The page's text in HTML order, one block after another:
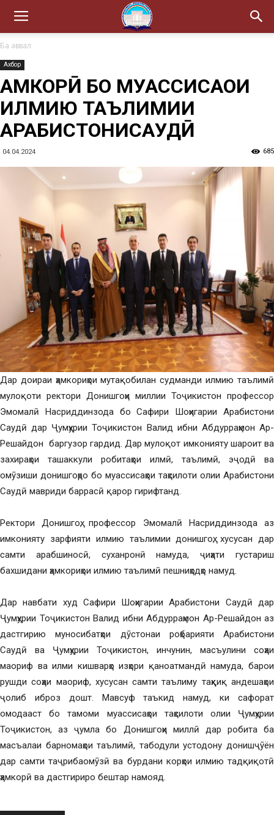
Ба аввал
Ахбор
ҲАМКОРӢ БО МУАССИСАҲОИ
ИЛМИЮ ТАЪЛИМИИ
АРАБИСТОНИСАУДӢ
04.04.2024 685
Дар доираи ҳамкориҳои мутақобилан судманди илмию таълимӣ
мулоқоти ректори Донишгоҳи миллии Тоҷикистон профессор
Эмомалӣ Насриддинзода бо Сафири Шоҳигарии Арабистони
Саудӣ дар Ҷумҳурии Тоҷикистон Валид ибни Абдурраҳмон Ар-
Решайдон баргузор гардид. Дар мулоқот имконияту шароит ва
захираҳои ташаккули робитаҳои илмӣ, таълимӣ, эҷодӣ ва
омӯзиши донишгоҳро бо муассисаҳои таҳсилоти олии Арабистони
Саудӣ мавриди баррасӣ қарор гирифтанд.
Ректори Донишгоҳ, профессор Эмомалӣ Насриддинзода
аз
имконияту зарфияти илмию таълимии донишгоҳ, хусусан дар
самти арабшиносӣ, суханронӣ намуда, ҷиҳати густариш
бахшидани ҳамкориҳои илмию таълимӣ пешниҳодҳо намуд.
Дар навбати худ Сафири Шоҳигарии Арабистони Саудӣ дар
Ҷумҳурии Тоҷикистон Валид ибни Абдурраҳмон Ар-Решайдон аз
дастгирию муносибатҳои дӯстонаи роҳбарияти Арабистони
Саудӣ ва Ҷумҳурии Тоҷикистон, инчунин, масъулини соҳаи
маориф ва илми кишварҳо изҳори қаноатмандӣ намуда, барои
рушди соҳаи маориф, хусусан самти таълиму таҳқиқ андешаҳои
ҷолиб иброз дошт. Мавсуф таъкид намуд, ки сафорат
омодааст бо тамоми муассисаҳои таҳсилоти олии Ҷумҳурии
Тоҷикистон, аз ҷумла бо Донишгоҳи миллӣ дар робита ба
масъалаи барномаҳои таълимӣ, табодули устодону донишҷӯён
дар самти таҷрибаомӯзӣ ва бурдани корҳои илмию тадқиқотӣ
ҳамкорӣ ва дастгириро бештар намояд.